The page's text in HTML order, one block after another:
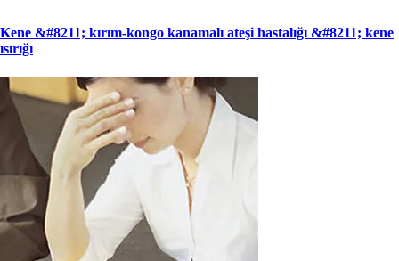
Kene &#8211; kırım-kongo kanamalı ateşi hastalığı &#8211; kene
ısırığı